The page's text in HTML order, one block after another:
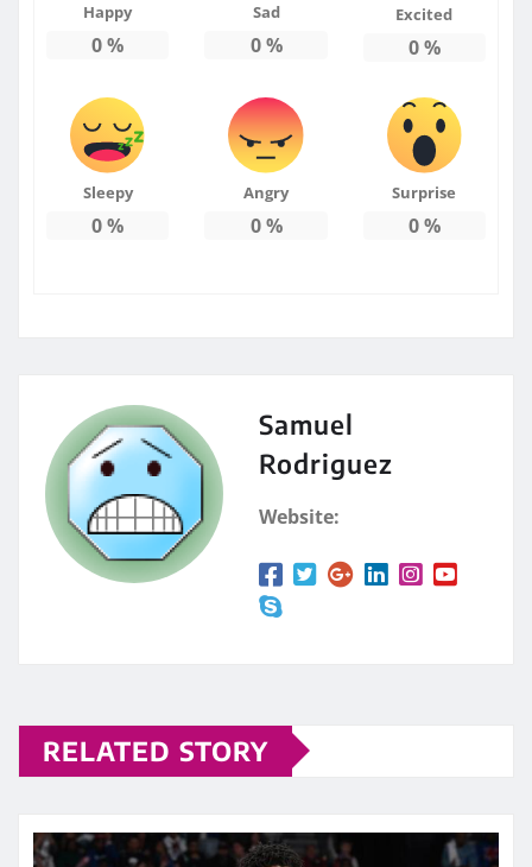
Happy
0%
Sad
0%
Excited
0%
Sleepy
0%
Angry
0%
Surprise
0%
Samuel
Rodriguez
Website:
RELATED STORY